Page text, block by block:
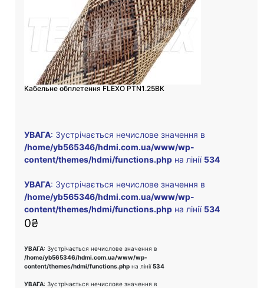
Кабельне обплетення FLEXO PTN1.25BK
УВАГА: Зустрічається нечислове значення в
/home/yb565346/hdmi.com.ua/www/wp-
content/themes/hdmi/functions.php на лінії 534
УВАГА: Зустрічається нечислове значення в
/home/yb565346/hdmi.com.ua/www/wp-
content/themes/hdmi/functions.php на лінії 534
0₴
УВАГА: Зустрічається нечислове значення в
/home/yb565346/hdmi.com.ua/www/wp-
content/themes/hdmi/functions.php на лінії534
УВАГА: Зустрічається нечислове значення в